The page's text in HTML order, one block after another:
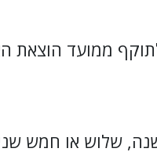
ממועד הוצאת
שלוש או חמש